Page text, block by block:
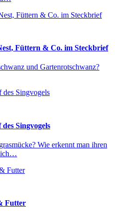
Füttern & Co. im Steckbrief
und Gartenrotschwanz?
Singvogels
Wie erkennt man ihren
Futter